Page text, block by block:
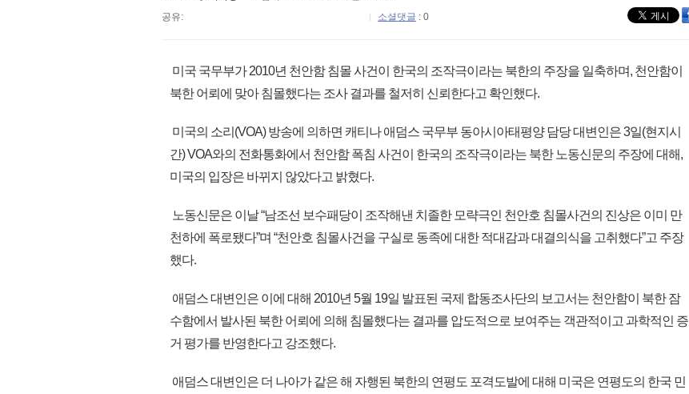
공유:
소셜댓글 : 0
미국 국무부가 2010년 천안함 침몰 사건이 한국의 조작극이라는 북한의 주장을 일축하며, 천안함이
북한 어뢰에 맞아 침몰했다는 조사 결과를 철저히 신뢰한다고 확인했다.
미국의 소리(VOA) 방송에 의하면 캐티나 애덤스 국무부 동아시아태평양 담당 대변인은 3일(현지시
간) VOA와의 전화통화에서 천안함 폭침 사건이 한국의 조작극이라는 북한 노동신문의 주장에 대해,
미국의 입장은 바뀌지 않았다고 밝혔다.
노동신문은 이날 “남조선 보수패당이 조작해낸 치졸한 모략극인 천안호 침몰사건의 진상은 이미 만
천하에 폭로됐다”며 “천안호 침몰사건을 구실로 동족에 대한 적대감과 대결의식을 고취했다”고 주장
했다.
애덤스 대변인은 이에 대해 2010년 5월 19일 발표된 국제 합동조사단의 보고서는 천안함이 북한 잠
수함에서 발사된 북한 어뢰에 의해 침몰했다는 결과를 압도적으로 보여주는 객관적이고 과학적인 증
거 평가를 반영한다고 강조했다.
애덤스 대변인은 더 나아가 같은 해 자행된 북한의 연평도 포격도발에 대해 미국은 연평도의 한국 민